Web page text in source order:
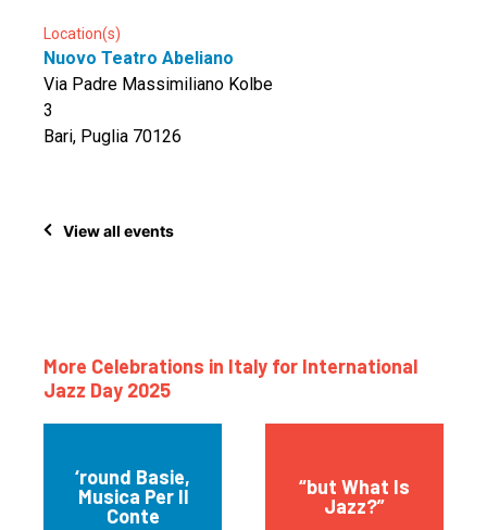
Location(s)
Nuovo Teatro Abeliano
Via Padre Massimiliano Kolbe
3
Bari, Puglia 70126
View all events
More Celebrations in Italy for International
Jazz Day 2025
‘round Basie,
Musica Per Il
Conte
“but What Is
Jazz?”